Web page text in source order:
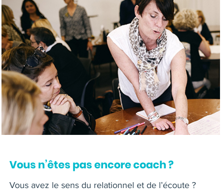
Vous n’êtes pas encore coach ?
Vous avez le sens du relationnel et de l’écoute ?